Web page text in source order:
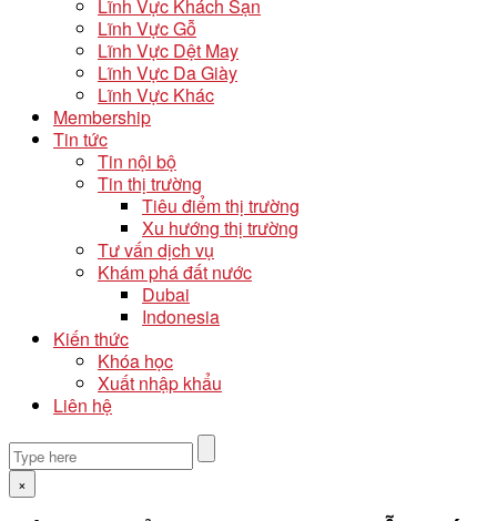
Lĩnh Vực Khách Sạn
Lĩnh Vực Gỗ
Lĩnh Vực Dệt May
Lĩnh Vực Da Giày
Lĩnh Vực Khác
Membership
Tin tức
Tin nội bộ
Tin thị trường
Tiêu điểm thị trường
Xu hướng thị trường
Tư vấn dịch vụ
Khám phá đất nước
Dubai
Indonesia
Kiến thức
Khóa học
Xuất nhập khẩu
Liên hệ
×